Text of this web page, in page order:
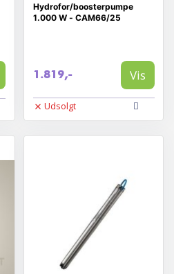
Hydrofor/boosterpumpe
1.000 W - CAM66/25
1.819,- Vis
Udsolgt